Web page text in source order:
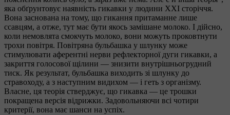
яка обґрунтовує наявність гикавки у людини ХХІ сторіччя.
Вона заснована на тому, що гикання притаманне лише
ссавцям, а отже, тут має бути якось замішане молоко. І дійсно,
коли немовлята смокчуть молоко, вони можуть проковтнути
трохи повітря. Повітряна бульбашка у шлунку може
стимулювати аферентні нерви рефлекторної дуги гикавки, а
закриття голосової щілини — знизити внутрішньогрудний
тиск. Як результат, бульбашка виходить зі шлунку до
стравоходу, а з наступним видихом — і геть з організму.
Власне, ця теорія стверджує, що гикавка — це трошки
покращена версія відрижки. Задовольняючи всі чотири
критерії, вона має шанси на успіх.